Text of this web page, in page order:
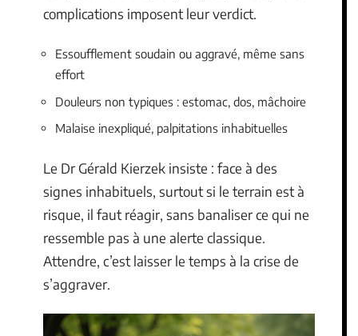
complications imposent leur verdict.
Essoufflement soudain ou aggravé, même sans
effort
Douleurs non typiques : estomac, dos, mâchoire
Malaise inexpliqué, palpitations inhabituelles
Le Dr Gérald Kierzek insiste : face à des
signes inhabituels, surtout si le terrain est à
risque, il faut réagir, sans banaliser ce qui ne
ressemble pas à une alerte classique.
Attendre, c’est laisser le temps à la crise de
s’aggraver.